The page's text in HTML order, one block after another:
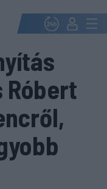
Róbert